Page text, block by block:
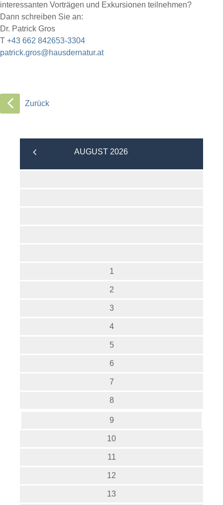
interessanten Vorträgen und Exkursionen teilnehmen?
Dann schreiben Sie an:
Dr. Patrick Gros
T +43 662 842653-3304
patrick.gros@hausdernatur.at
Zurück
AUGUST 2026
1
2
3
4
5
6
7
8
9
10
11
12
13